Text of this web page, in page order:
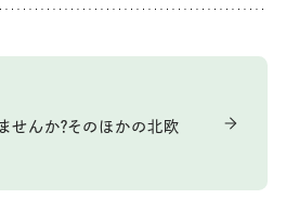
せんか？そのほかの北欧